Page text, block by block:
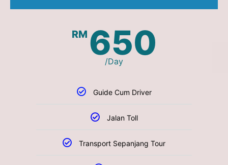
RM 650
/Day
Guide Cum Driver
Jalan Toll
Transport Sepanjang Tour